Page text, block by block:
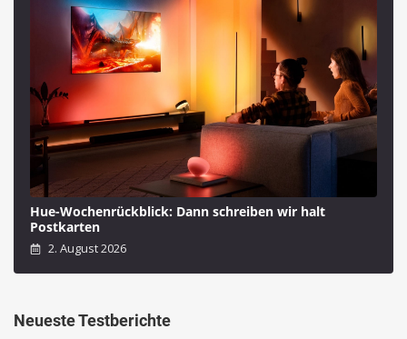
Hue-Wochenrückblick: Dann schreiben wir halt
Postkarten
2. August 2026
Neueste Testberichte